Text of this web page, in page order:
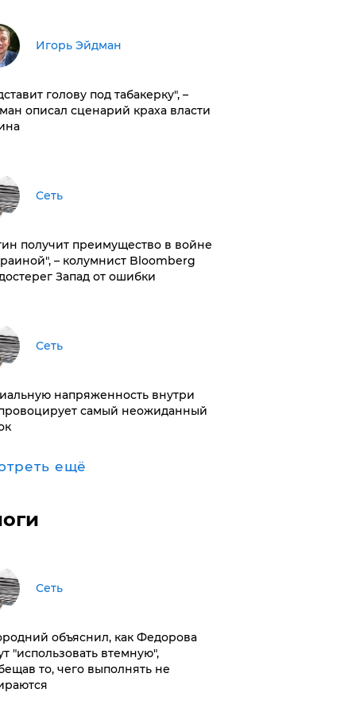
Игорь Эйдман
голову под табакерку", –
описал сценарий краха власти
Сеть
получит преимущество в войне
– колумнист Bloomberg
Запад от ошибки
Сеть
напряженность внутри
самый неожиданный
ещё
Сеть
объяснил, как Федорова
"использовать втемную",
то, чего выполнять не